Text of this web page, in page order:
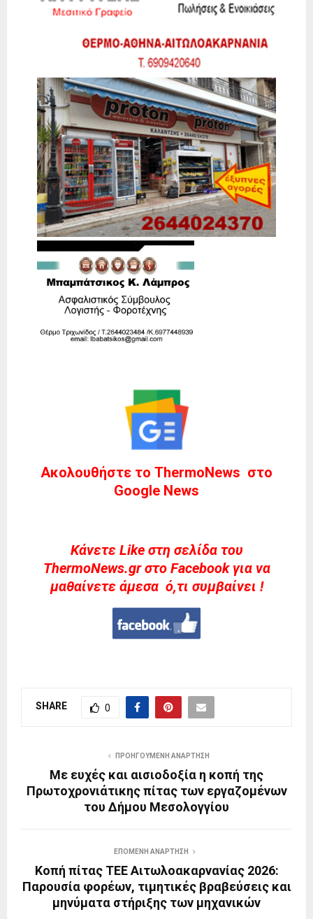
Ακολουθήστε το ThermoNews στο
Google News
Kάνετε Like στη σελίδα του
ThermoNews.gr στο Facebook για να
μαθαίνετε άμεσα ό,τι συμβαίνει !
SHARE 0
ΠΡΟΗΓΟΎΜΕΝΗ ΑΝΆΡΤΗΣΗ
Με ευχές και αισιοδοξία η κοπή της
Πρωτοχρονιάτικης πίτας των εργαζομένων
του Δήμου Μεσολογγίου
ΕΠΌΜΕΝΗ ΑΝΆΡΤΗΣΗ
Κοπή πίτας ΤΕΕ Αιτωλοακαρνανίας 2026:
Παρουσία φορέων, τιμητικές βραβεύσεις και
μηνύματα στήριξης των μηχανικών